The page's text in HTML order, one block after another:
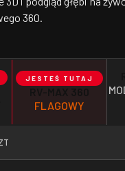
360.
JESTEŚ TUTAJ
FLAGOWY